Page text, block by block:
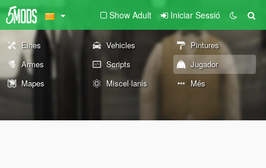
Show Adult Iniciar Sessió
Eines Vehicles
Pintures
Armes
Scripts
Jugador
Mapes
Miscel·lanis Més